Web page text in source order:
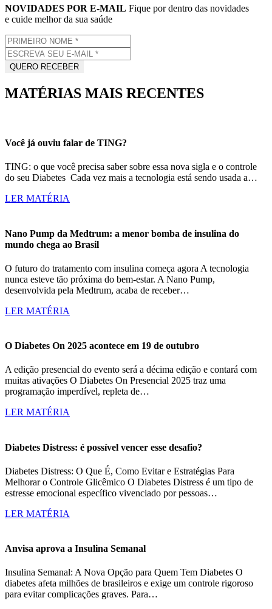
NOVIDADES POR E-MAIL Fique por dentro das novidades
e cuide melhor da sua saúde
MATÉRIAS MAIS RECENTES
Você já ouviu falar de TING?
TING: o que você precisa saber sobre essa nova sigla e o controle
do seu Diabetes Cada vez mais a tecnologia está sendo usada a…
LER MATÉRIA
Nano Pump da Medtrum: a menor bomba de insulina do
mundo chega ao Brasil
O futuro do tratamento com insulina começa agora A tecnologia
nunca esteve tão próxima do bem-estar. A Nano Pump,
desenvolvida pela Medtrum, acaba de receber…
LER MATÉRIA
O Diabetes On 2025 acontece em 19 de outubro
A edição presencial do evento será a décima edição e contará com
muitas ativações O Diabetes On Presencial 2025 traz uma
programação imperdível, repleta de…
LER MATÉRIA
Diabetes Distress: é possível vencer esse desafio?
Diabetes Distress: O Que É, Como Evitar e Estratégias Para
Melhorar o Controle Glicêmico O Diabetes Distress é um tipo de
estresse emocional específico vivenciado por pessoas…
LER MATÉRIA
Anvisa aprova a Insulina Semanal
Insulina Semanal: A Nova Opção para Quem Tem Diabetes O
diabetes afeta milhões de brasileiros e exige um controle rigoroso
para evitar complicações graves. Para…